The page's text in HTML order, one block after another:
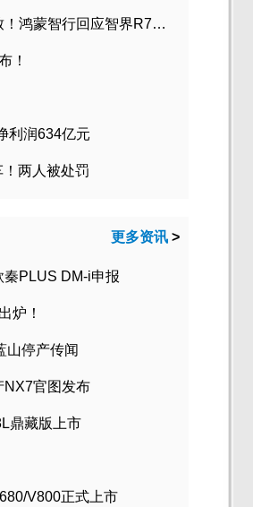
非车辆自身原因导致！鸿蒙智行回应智界R7起火事故
！
利润634亿元
两人被处罚
更多资讯 >
PLUS DM-i申报
炉！
山停产传闻
NX7官图发布
鼎藏版上市
V800正式上市